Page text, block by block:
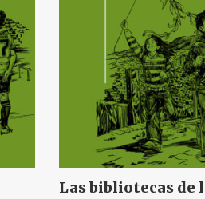
Las bibliotecas de